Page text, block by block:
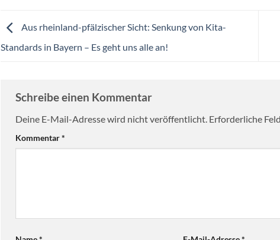
Aus rheinland-pfälzischer Sicht: Senkung von Kita-
Standards in Bayern – Es geht uns alle an!
Schreibe einen Kommentar
Deine E-Mail-Adresse wird nicht veröffentlicht. Erforderliche
Kommentar*